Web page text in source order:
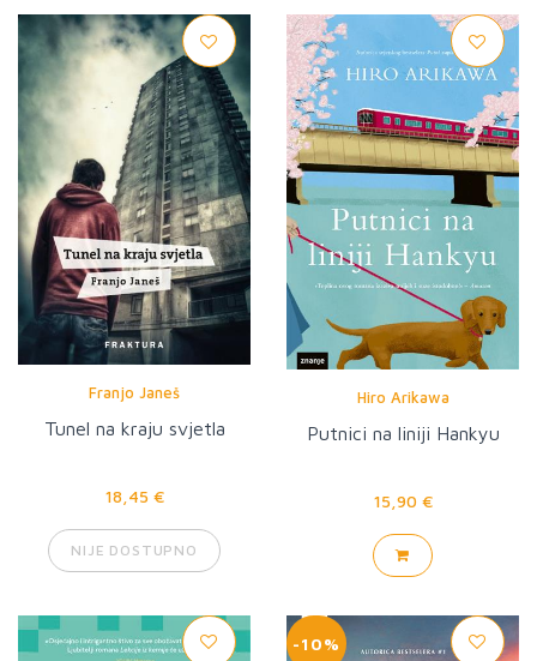
Franjo Janeš
Tunel na kraju svjetla
18,45 €
NIJE DOSTUPNO
Hiro Arikawa
Putnici na liniji Hankyu
15,90 €
-10%